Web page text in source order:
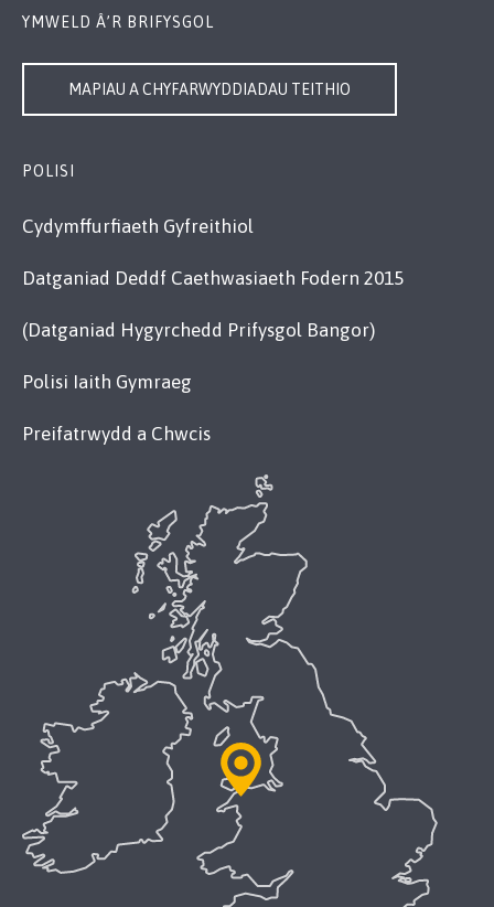
YMWELD Â’R BRIFYSGOL
MAPIAU A CHYFARWYDDIADAU TEITHIO
POLISI
Cydymffurfiaeth Gyfreithiol
Datganiad Deddf Caethwasiaeth Fodern 2015
(Datganiad Hygyrchedd Prifysgol Bangor)
Polisi Iaith Gymraeg
Preifatrwydd a Chwcis